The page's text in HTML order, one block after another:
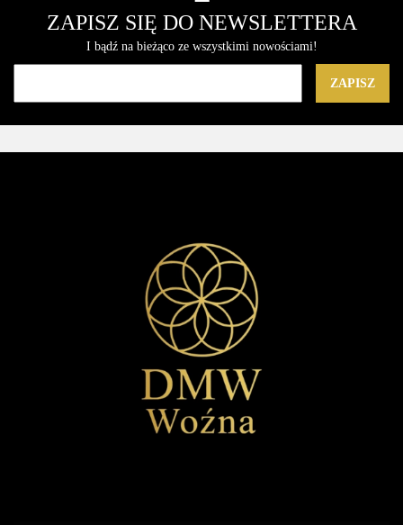
ZAPISZ SIĘ DO NEWSLETTERA
I bądź na bieżąco ze wszystkimi nowościami!